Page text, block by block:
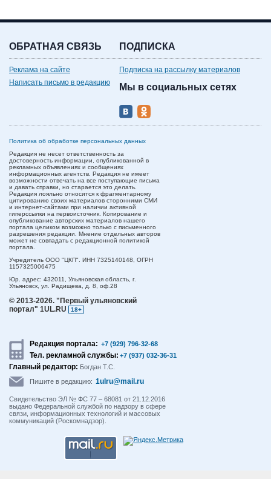
ОБРАТНАЯ СВЯЗЬ
Реклама на сайте
Написать письмо в редакцию
ПОДПИСКА
Подписка на рассылку материалов
Мы в социальных сетях
Политика об обработке персональных данных
Редакция не несет ответственность за
достоверность информации, опубликованной в
рекламных объявлениях и сообщениях
информационных агентств. Редакция не имеет
возможности отвечать на все поступающие письма
и давать справки, но старается это делать.
Редакция лояльно относится к фрагментарному
цитированию своих материалов сторонними СМИ
и интернет-сайтами при наличии активной
гиперссылки на первоисточник. Копирование и
опубликование авторских материалов нашего
портала целиком возможно только с письменного
разрешения редакции. Мнение отдельных авторов
может не совпадать с редакционной политикой
портала.
Учредитель ООО "ЦКП". ИНН 7325140148, ОГРН
1157325006475
Юр. адрес: 432011, Ульяновская область, г.
Ульяновск, ул. Радищева, д. 8, оф.28
© 2013-2026. "Первый ульяновский
портал" 1UL.RU
18+
Редакция портала: +7 (929) 796-32-68
Тел. рекламной службы: +7 (937) 032-36-31
Главный редактор: Богдан Т.С.
Пишите в редакцию: 1ulru@mail.ru
Свидетельство ЭЛ № ФС 77 – 68081 от 21.12.2016
выдано Федеральной службой по надзору в сфере
связи, информационных технологий и массовых
коммуникаций (Роскомнадзор).